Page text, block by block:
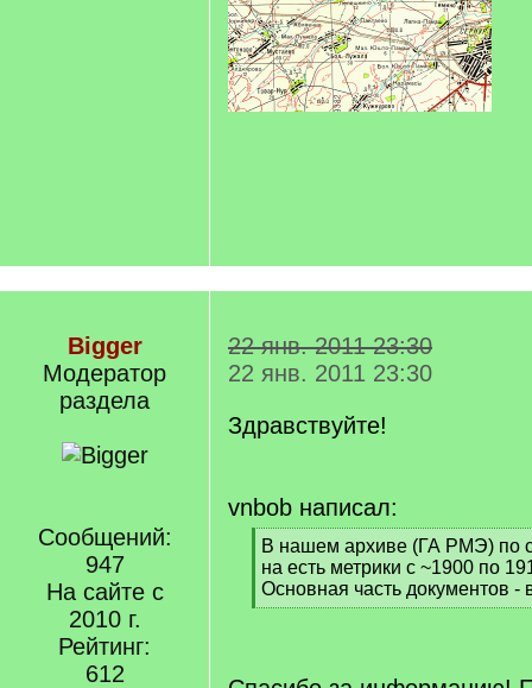
Bigger
Модератор
раздела
Сообщений:
947
На сайте с
2010 г.
Рейтинг:
612
22 янв. 2011 23:30
22 янв. 2011 23:30
Здравствуйте!
vnbob написал:
[
q
]
В нашем архиве (ГА РМЭ) по
на есть метрики с ~1900 по
Основная часть документов -
[